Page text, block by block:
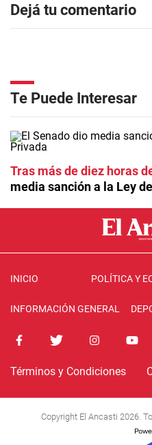
Dejá tu comentario
Te Puede Interesar
Tras más de diez horas
media sanción a la Ley
INICIO POLÍTICA Y
INFORMACIÓN GENERAL
Términos y Condiciones
Copyright El Ancasti 2026.